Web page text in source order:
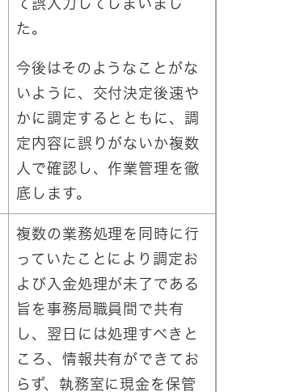
た。
今後はそのようなことがな
いように、交付決定後速や
かに調定するとともに、調
定内容に誤りがないか複数
人で確認し、作業管理を徹
底します。
複数の業務処理を同時に行
っていたことにより調定お
よび入金処理が未了である
旨を事務局職員間で共有
し、翌日には処理すべきと
ころ、情報共有ができてお
らず、執務室に現金を保管